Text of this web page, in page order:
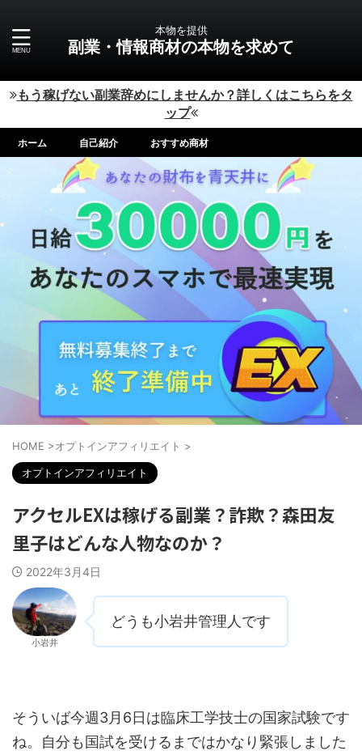
本物を提供
副業・情報商材の本物を求めて
もう稼げない副業辞めにしませんか？詳しくはこちらをタ
ップ
ホーム 自己紹介 おすすめ商材
HOME >オプトインアフィリエイト >
オプトインアフィリエイト
アクセルEXは稼げる副業？詐欺？森田友
里子はどんな人物なのか？
2022年3月4日
小岩井
どうも小岩井管理人です
そういば今週3月6日は臨床工学技士の国家試験です
ね。自分も国試を受けるまではかなり緊張しました